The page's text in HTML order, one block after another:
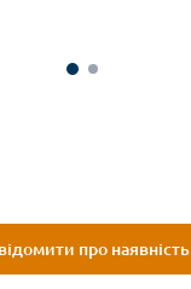
про наявність